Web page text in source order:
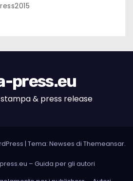
press.eu
& press release
| Tema: Newses di Themeansar.
– Guida per gli autori